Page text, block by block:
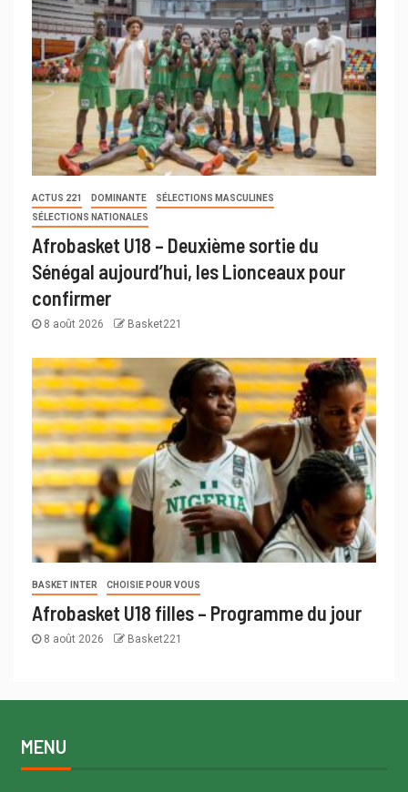
ACTUS 221 DOMINANTE
SÉLECTIONS MASCULINES
SÉLECTIONS NATIONALES
Afrobasket U18 – Deuxième sortie du
Sénégal aujourd’hui, les Lionceaux pour
confirmer
8 août 2026 Basket221
BASKET INTER CHOISIE POUR VOUS
Afrobasket U18 filles – Programme du jour
8 août 2026 Basket221
MENU